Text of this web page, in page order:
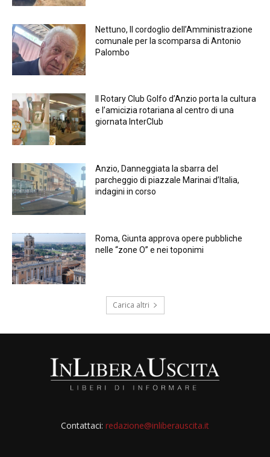
Nettuno, Il cordoglio dell’Amministrazione
comunale per la scomparsa di Antonio
Palombo
Il Rotary Club Golfo d’Anzio porta la cultura
e l’amicizia rotariana al centro di una
giornata InterClub
Anzio, Danneggiata la sbarra del
parcheggio di piazzale Marinai d’Italia,
indagini in corso
Roma, Giunta approva opere pubbliche
nelle “zone O” e nei toponimi
Carica altri
Contattaci: redazione@inliberauscita.it